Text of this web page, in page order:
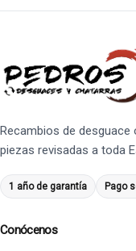
Recambios de desguace
piezas revisadas a toda
1 año de garantía Pago
Conócenos